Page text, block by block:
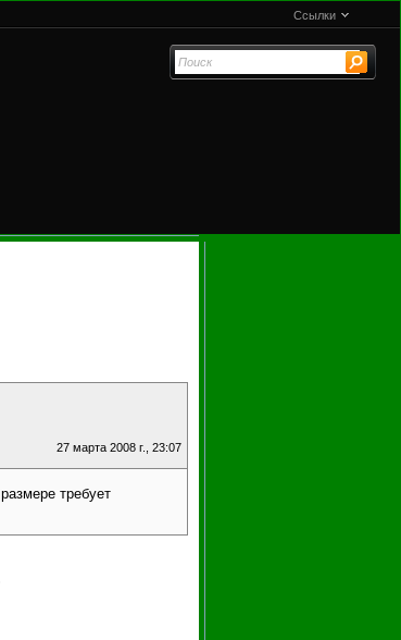
Ссылки
27 марта 2008 г., 23:07
требует